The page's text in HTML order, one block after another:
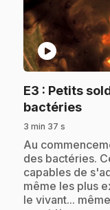
play_circle
E3 : Petits
bactéries.
3 min 37 s
.Au
des bactéries.
capables de
même les plus
le vivant...